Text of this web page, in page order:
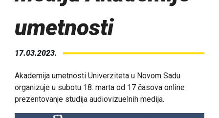
umetnosti
17.03.2023.
Akademija umetnosti Univerziteta u Novom Sadu
organizuje u subotu 18. marta od 17 časova online
prezentovanje studija audiovizuelnih medija.